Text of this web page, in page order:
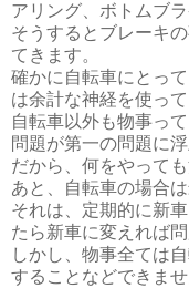
アリング、ボトムブラ
そうするとブレーキ
てきます。
確かに自転車にとっ
は余計な神経を使っ
自転車以外も物事っ
問題が第一の問題に浮
だから、何をやって
あと、自転車の場合
それは、定期的に新
たら新車に変えれば
しかし、物事全ては
することなどできませ